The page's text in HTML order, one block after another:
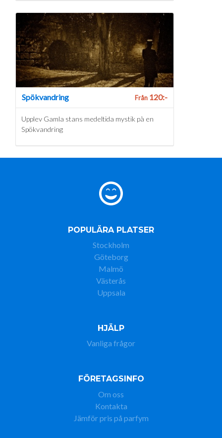
Spökvandring Från120:-
Upplev Gamla stans medeltida mystik på en
Spökvandring
POPULÄRA PLATSER
Stockholm
Göteborg
Malmö
Västerås
Uppsala
HJÄLP
Vanliga frågor
FÖRETAGSINFO
Om oss
Kontakta
Jämför pris på parfym